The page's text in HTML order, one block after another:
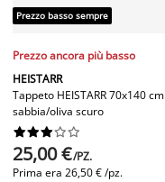
Prezzo basso sempre
Prezzo ancora più basso
HEISTARR
Tappeto HEISTARR 70x140 cm
sabbia/oliva scuro






25,00 €/PZ.
Prima era 26,50 € /pz.